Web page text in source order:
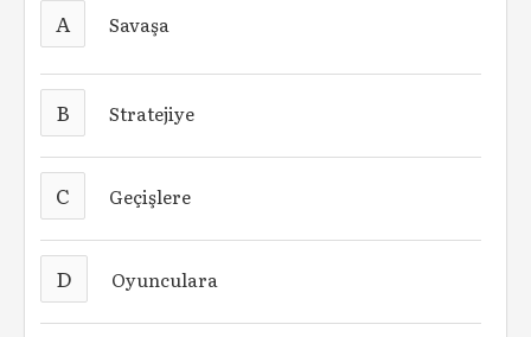
A Savaşa
B Stratejiye
C Geçişlere
D Oyunculara